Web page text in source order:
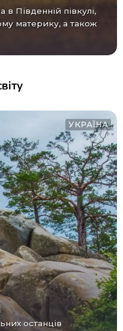
материку, а також
УКРАЇНА